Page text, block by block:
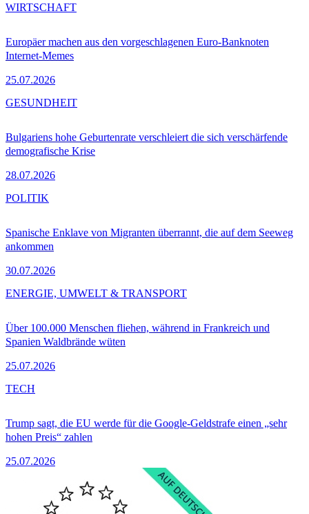
Europäer machen aus den vorgeschlagenen Euro-Banknoten
Internet-Memes
25.07.2026
WIRTSCHAFT
Bulgariens hohe Geburtenrate verschleiert die sich verschärfende
demografische Krise
28.07.2026
GESUNDHEIT
Spanische Enklave von Migranten überrannt, die auf dem Seeweg
ankommen
30.07.2026
POLITIK
Über 100.000 Menschen fliehen, während in Frankreich und
Spanien Waldbrände wüten
25.07.2026
ENERGIE, UMWELT & TRANSPORT
Trump sagt, die EU werde für die Google-Geldstrafe einen „sehr
hohen Preis“ zahlen
25.07.2026
TECH